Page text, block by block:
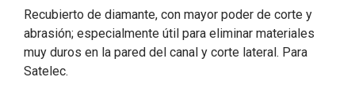
Recubierto de diamante, con mayor poder de corte y
abrasión; especialmente útil para eliminar materiales
muy duros en la pared del canal y corte lateral. Para
Satelec.